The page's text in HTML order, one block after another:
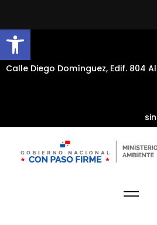
Abrir barra de
Calle Diego Domínguez, Edif. 804